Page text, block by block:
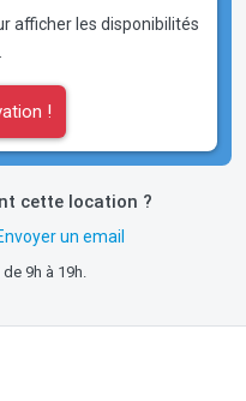
afficher les disponibilités
!
cette location ?
un email
9h à 19h.